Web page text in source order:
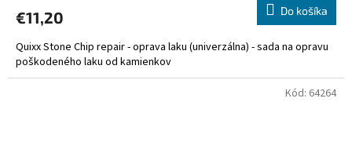
€11,20 Do košíka
Quixx Stone Chip repair - oprava laku (univerzálna) - sada na opravu
poškodeného laku od kamienkov
Kód: 64264